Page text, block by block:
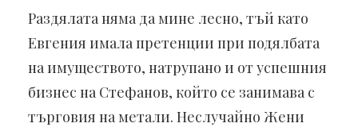
Раздялата няма да мине лесно, тъй като
Евгения имала претенции при подялбата
на имуществото, натрупано и от успешния
бизнес на Стефанов, който се занимава с
търговия на метали. Неслучайно Жени